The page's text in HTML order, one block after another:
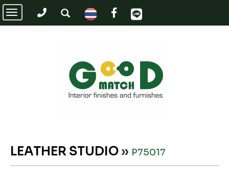
Toggle
navigation
LEATHER STUDIO » P75017